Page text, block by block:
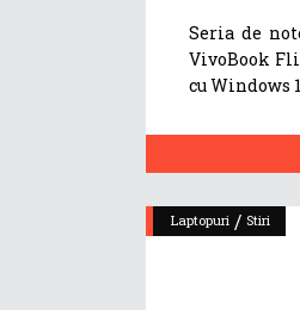
Seria de
VivoBook
cu Windows
Laptopuri / Stiri